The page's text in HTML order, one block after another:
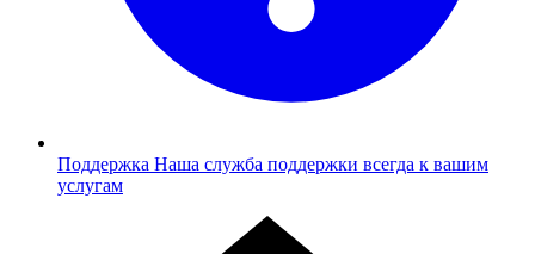
Поддержка Наша служба поддержки всегда к вашим
услугам